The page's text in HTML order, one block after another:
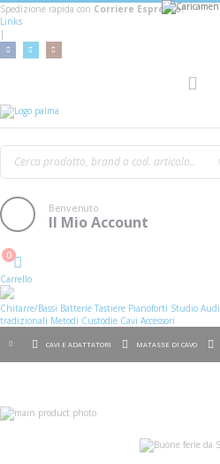
Spedizione rapida con Corriere Espresso!
Links
|
Benvenuto
Il Mio Account
Cart
0
Carrello
Chitarre/Bassi Batterie Tastiere Pianoforti Studio
tradizionali Metodi Custodie Cavi Accessori
CAVI E ADATTATORI MATASSE DI CAVO
Vai
alla
galleria